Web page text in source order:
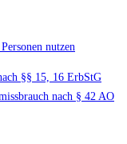
nutzen
§§ 15, 16 ErbStG
nach § 42 AO